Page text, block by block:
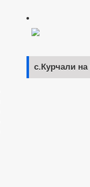
с.Курчали на